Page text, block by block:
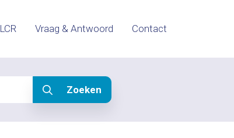
Vraag & Antwoord Contact
Zoeken